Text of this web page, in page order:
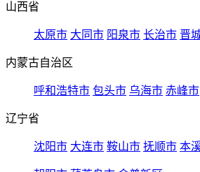
山西省
太原市 大同市 阳泉市 长治市 晋
内蒙古自治区
呼和浩特市 包头市 乌海市 赤峰市
辽宁省
沈阳市 大连市 鞍山市 抚顺市 本